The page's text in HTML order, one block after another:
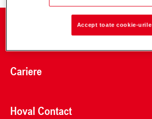
Cariere
Hoval Contact
Accept toate cookie-urile